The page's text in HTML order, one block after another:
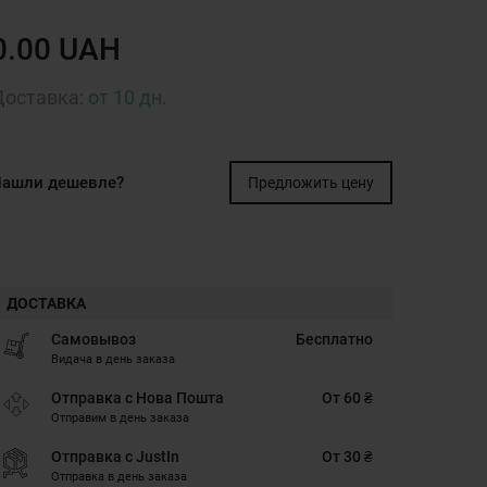
UAH
от 10 дн.
дешевле? Предложить цену
ДОСТАВКА
Самовывоз
Видача в день заказа
Бесплатно
Отправка с Нова Пошта
Отправим в день заказа
От 60 ₴
Отправка с JustIn
Отправка в день заказа
От 30 ₴